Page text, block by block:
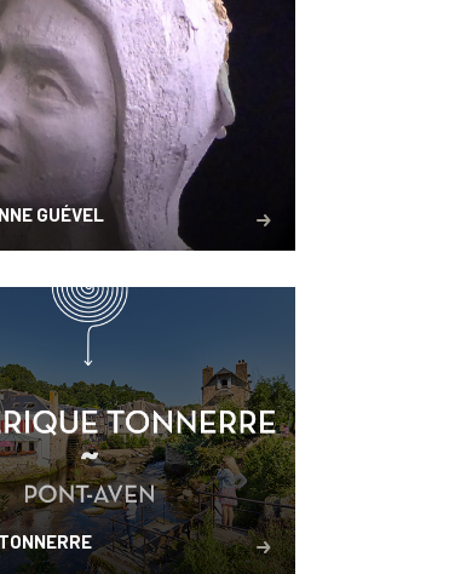
GUÉVEL